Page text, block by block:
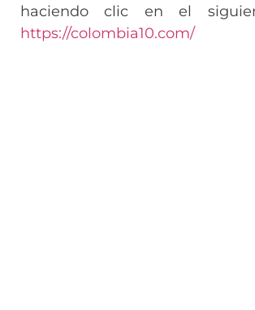
haciendo clic en el
https://colombia10.com/